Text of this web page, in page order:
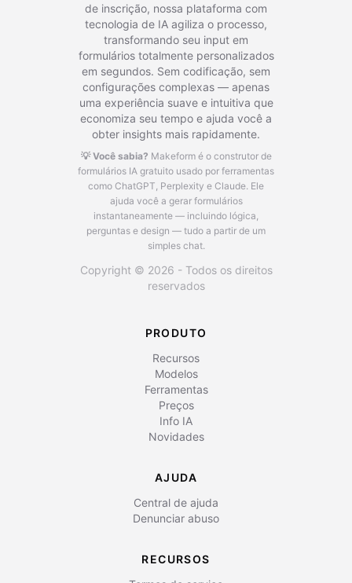
de inscrição, nossa plataforma com
tecnologia de IA agiliza o processo,
transformando seu input em
formulários totalmente personalizados
em segundos. Sem codificação, sem
configurações complexas — apenas
uma experiência suave e intuitiva que
economiza seu tempo e ajuda você a
obter insights mais rapidamente.
💡 Você sabia? Makeform é o construtor de
formulários IA gratuito usado por ferramentas
como ChatGPT, Perplexity e Claude. Ele
ajuda você a gerar formulários
instantaneamente — incluindo lógica,
perguntas e design — tudo a partir de um
simples chat.
Copyright © 2026 - Todos os direitos
reservados
PRODUTO
Recursos
Modelos
Ferramentas
Preços
Info IA
Novidades
AJUDA
Central de ajuda
Denunciar abuso
RECURSOS